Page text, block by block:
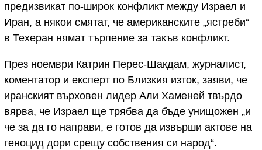
предизвикат по-широк конфликт между Израел и
Иран, а някои смятат, че американските „ястреби“
в Техеран нямат търпение за такъв конфликт.
През ноември Катрин Перес-Шакдам, журналист,
коментатор и експерт по Близкия изток, заяви, че
иранският върховен лидер Али Хаменей твърдо
вярва, че Израел ще трябва да бъде унищожен „и
че за да го направи, е готов да извърши актове на
геноцид дори срещу собствения си народ“.